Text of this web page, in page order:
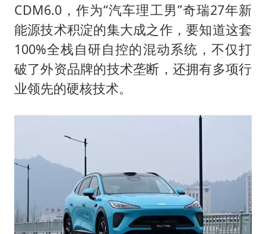
CDM6.0，作为“汽车理工男”奇瑞27年新
能源技术积淀的集大成之作，要知道这套
100%全栈自研自控的混动系统，不仅打
破了外资品牌的技术垄断，还拥有多项行
业领先的硬核技术。